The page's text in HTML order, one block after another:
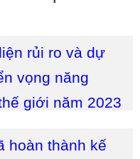
rủi ro và dự
vọng năng
giới năm 2023
hoàn thành kế